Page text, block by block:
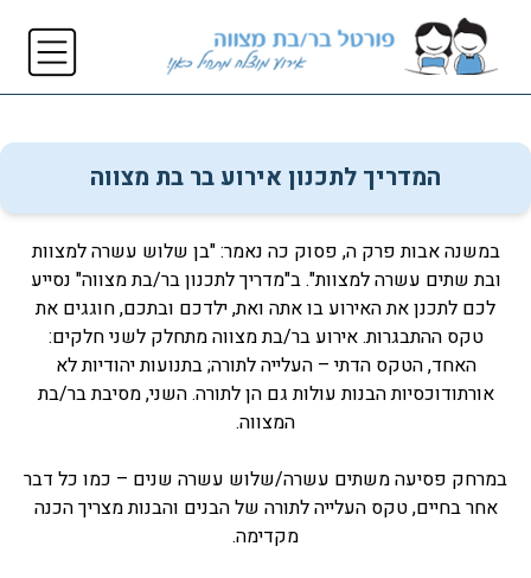
המדריך לתכנון אירוע בר בת מצווה
במשנה אבות פרק ה, פסוק כה נאמר: "בן שלוש עשרה למצוות
ובת שתים עשרה למצוות". ב"מדריך לתכנון בר/בת מצווה" נסייע
לכם לתכנן את האירוע בו אתה ואת, ילדכם ובתכם, חוגגים את
טקס ההתבגרות. אירוע בר/בת מצווה מתחלק לשני חלקים:
האחד, הטקס הדתי – העלייה לתורה; בתנועות יהודיות לא
אורתודוכסיות הבנות עולות גם הן לתורה. השני, מסיבת בר/בת
המצווה.
במרחק פסיעה משתים עשרה/שלוש עשרה שנים – כמו כל דבר
אחר בחיים, טקס העלייה לתורה של הבנים והבנות מצריך הכנה
מקדימה.